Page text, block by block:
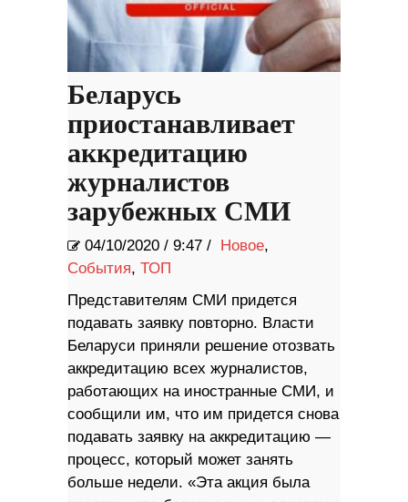
Беларусь
приостанавливает
аккредитацию
журналистов
зарубежных СМИ
04/10/2020 / 9:47 / Новое,
События, ТОП
Представителям СМИ придется
подавать заявку повторно. Власти
Беларуси приняли решение отозвать
аккредитацию всех журналистов,
работающих на иностранные СМИ, и
сообщили им, что им придется снова
подавать заявку на аккредитацию —
процесс, который может занять
больше недели. «Эта акция была